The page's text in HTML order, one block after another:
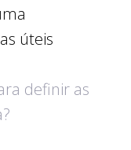
úteis
definir as